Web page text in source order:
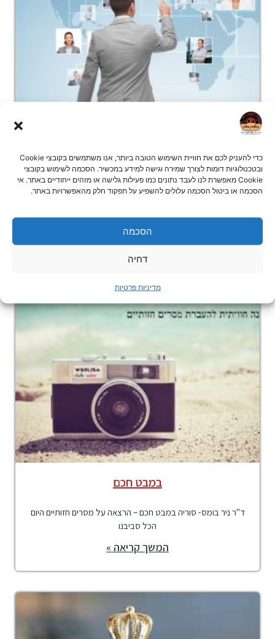
כדי להעניק לכם את חוויית השימוש הטובה ביותר, אנו משתמשים בקובצי Cookie
ובטכנולוגיות דומות לצורך שמירה וגישה למידע במכשיר. הסכמה לשימוש בקובצי
Cookie מאפשרת לנו לעבד נתונים כמו פעילות גלישה או מזהים ייחודיים באתר. אי
הסכמה או ביטול הסכמה עלולים להשפיע על תפקוד חלק מהאפשרויות באתר.
הסכמה
דחיה
מדיניות פרטיות
בימת היום יום: סדנה חווייתית מותאמת אישית
בימת היום יום – סיטואציות בימתיות לחיי היומיום מפגש בימתי חוויתי
המשך קריאה »
במבט חכם
ד"ר ניר בומס- סוריה במבט חכם – הרצאה על מסרים חזותיים היום
הכל סביבנו
המשך קריאה »